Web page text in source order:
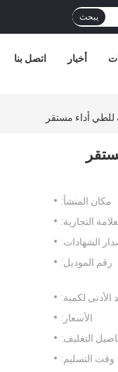
يبحث
اتصل بنا أخبار
مكان المنشأ:
التجارية:
الشهادات:
رقم الموديل:
الأدنى لكمية:
الأسعار:
التغليف:
وقت التسليم: